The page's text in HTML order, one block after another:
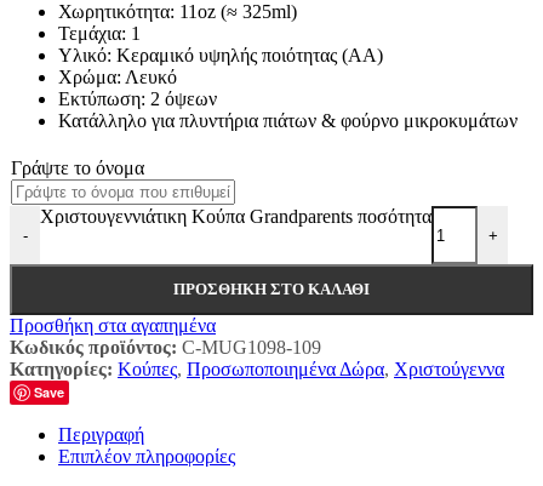
Χωρητικότητα: 11oz (≈ 325ml)
Τεμάχια: 1
Υλικό: Κεραμικό υψηλής ποιότητας (ΑΑ)
Χρώμα: Λευκό
Εκτύπωση: 2 όψεων
Κατάλληλο για πλυντήρια πιάτων & φούρνο μικροκυμάτων
Γράψτε το όνομα
-
Χριστουγεννιάτικη Κούπα Grandparents ποσότητα
+
ΠΡΟΣΘΉΚΗ ΣΤΟ ΚΑΛΆΘΙ
Προσθήκη στα αγαπημένα
Κωδικός προϊόντος: C-MUG1098-109
Κατηγορίες: Κούπες, Προσωποποιημένα Δώρα, Χριστούγεννα
Save
Περιγραφή
Επιπλέον πληροφορίες